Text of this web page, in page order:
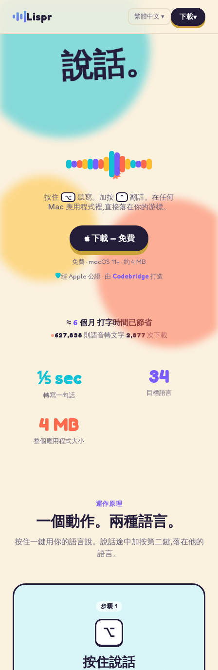
Lispr 繁體中文 下載▾
✦
✸
說話。
它自己打字。
用任何語言。
按住 ⌥ 聽寫。加按 ⌃ 翻譯。在任何
Mac 應用程式裡,直接落在你的游標。
下載 — 免費
免費 · macOS 11+ · 約 4 MB
🛡經 Apple 公證 · 由 Codebridge打造
≈ 6 個月 打字時間已節省
627,838 則語音轉文字 2,877 次下載
⅕ sec
轉寫一句話
34
目標語言
4 MB
整個應用程式大小
運作原理
一個動作。兩種語言。
按住一鍵用你的語言說。說話途中加按第二鍵,落在他的
語言。
步驟 1
⌥
按住說話